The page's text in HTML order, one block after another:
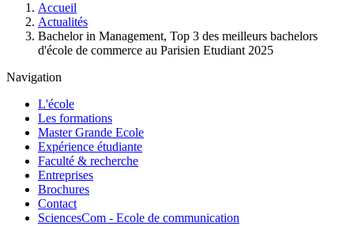
d'Ariane
Accueil
Actualités
Bachelor in Management, Top 3 des meilleurs bachelors
d'école de commerce au Parisien Etudiant 2025
Navigation
L'école
Les formations
Master Grande Ecole
Expérience étudiante
Faculté & recherche
Entreprises
Brochures
Contact
SciencesCom - Ecole de communication